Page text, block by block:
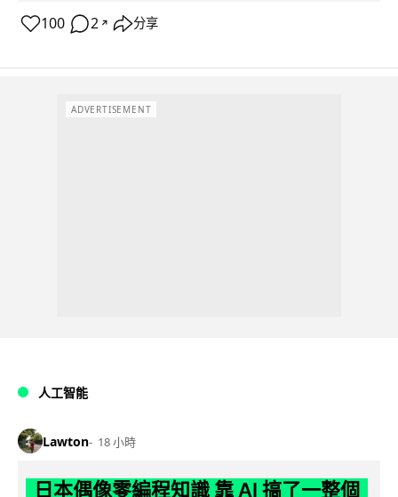
100 2 ↗ 分享
ADVERTISEMENT
人工智能
Lawton 18 小時
日本偶像零編程知識 靠 AI 搞了一整個